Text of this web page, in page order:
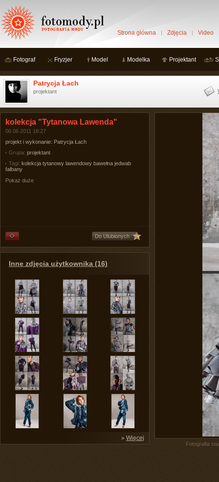
Strona główna Zdjęcia Video
Fotograf Fryzjer Model Modelka Projektant
Patrycja Łach
projektant
kolekcja "Tytanowa Lawenda"
06.06.2011 18:27
projekt i wykonanie: Patrycja Łach
Grupa: projektant
Tagi: kolekcja tytanowy lawendowy bawełna jedwab
falbany
Pokaż duże
Do Ulubionych
Inne zdjęcia użytkownika (16)
» Więcej
Fotografia